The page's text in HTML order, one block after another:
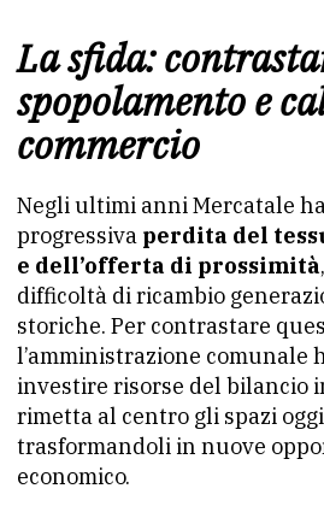
La sfida:
spopolamento e
commercio
Negli ultimi anni Mercatale
progressiva perdita del
e dell’offerta di prossimità
difficoltà di ricambio
storiche. Per contrastare
l’amministrazione comunale
investire risorse del bilancio
rimetta al centro gli spazi
trasformandoli in nuove
economico.